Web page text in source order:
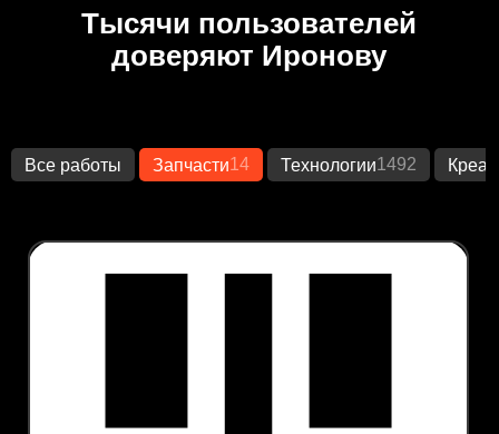
Тысячи пользователей
доверяют Иронову
Все работы Запчасти14 Технологии1492